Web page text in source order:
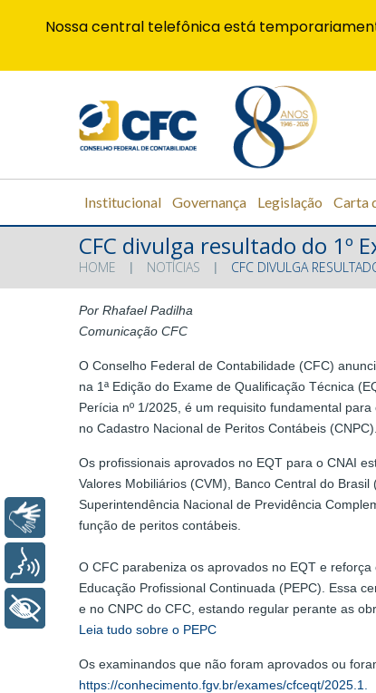
Institucional Governança Legislação Carta
CFC divulga resultado do 1º
HOME NOTÍCIAS CFC DIVULGA
Por Rhafael Padilha
Comunicação CFC
O Conselho Federal de Contabilidade (CFC)
na 1ª Edição do Exame de Qualificação Técnica
Perícia nº 1/2025, é um requisito fundamental
no Cadastro Nacional de Peritos Contábeis (CNPC).
Os profissionais aprovados no EQT para o CNAI
Valores Mobiliários (CVM), Banco Central do
Superintendência Nacional de Previdência
função de peritos contábeis.
O CFC parabeniza os aprovados no EQT e
Educação Profissional Continuada (PEPC). Essa
e no CNPC do CFC, estando regular perante as
Leia tudo sobre o PEPC
Os examinandos que não foram aprovados ou
https://conhecimento.fgv.br/exames/cfceqt/2025.1.
Nossa central telefônica está
Libras
Voz
+ Acessibilidade